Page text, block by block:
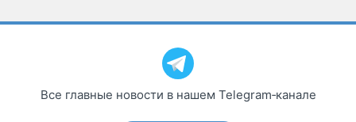
Все главные новости в нашем Telegram‑канале